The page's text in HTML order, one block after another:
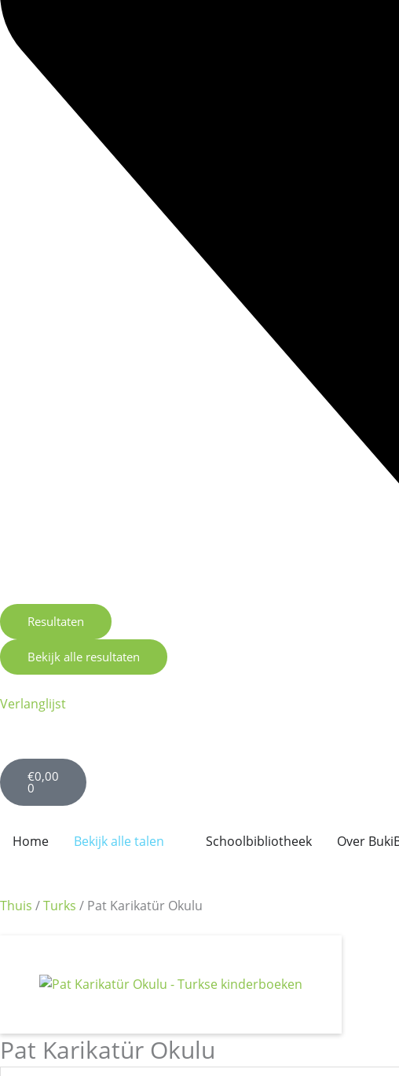
Resultaten
Bekijk alle resultaten
Verlanglijst
€0,00
0
Winkelwagen
Home Bekijk alle talen Open Bekijk alle talen
Schoolbibliotheek Over
Thuis /Turks / Pat Karikatür Okulu
Pat Karikatür Okulu